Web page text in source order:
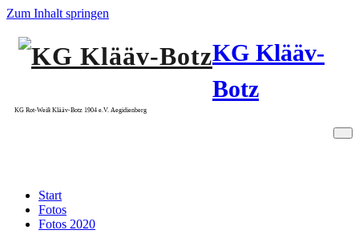
Zum Inhalt springen
KG Klääv-
Botz
KG Rot-Weiß Klääv-Botz 1904 e.V. Aegidienberg
Start
Fotos
Fotos 2020